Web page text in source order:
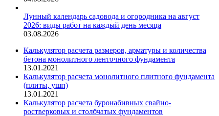
Лунный календарь садовода и огородника на август
2026: виды работ на каждый день месяца
03.08.2026
Калькулятор расчета размеров, арматуры и количества
бетона монолитного ленточного фундамента
13.01.2021
Калькулятор расчета монолитного плитного фундамента
(плиты, ушп)
13.01.2021
Калькулятор расчета буронабивных свайно-
ростверковых и столбчатых фундаментов